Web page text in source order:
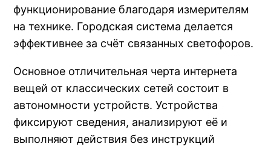
функционирование благодаря измерителям
на технике. Городская система делается
эффективнее за счёт связанных светофоров.
Основное отличительная черта интернета
вещей от классических сетей состоит в
автономности устройств. Устройства
фиксируют сведения, анализируют её и
выполняют действия без инструкций